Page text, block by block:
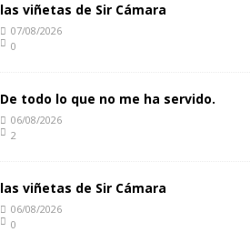
las viñetas de Sir Cámara
07/08/2026
0
De todo lo que no me ha servido.
06/08/2026
2
las viñetas de Sir Cámara
06/08/2026
0